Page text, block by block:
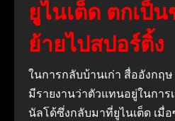
ยูไนเต็ด ตกเป็
ย้ายไปสปอร์ติ้ง
ในการกลับบ้านเก่า สื่ออังกฤ
มีรายงานว่าตัวแทนอยู่ในการ
นัลโด้ซึ่งกลับมาที่ยูไนเต็ด เมื่